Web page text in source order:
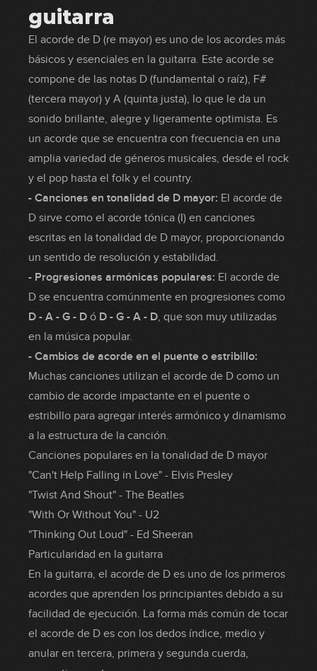
guitarra
El acorde de D (re mayor) es uno de los acordes más
básicos y esenciales en la guitarra. Este acorde se
compone de las notas D (fundamental o raíz), F#
(tercera mayor) y A (quinta justa), lo que le da un
sonido brillante, alegre y ligeramente optimista. Es
un acorde que se encuentra con frecuencia en una
amplia variedad de géneros musicales, desde el rock
y el pop hasta el folk y el country.
- Canciones en tonalidad de D mayor: El acorde de
D sirve como el acorde tónica (I) en canciones
escritas en la tonalidad de D mayor, proporcionando
un sentido de resolución y estabilidad.
- Progresiones armónicas populares: El acorde de
D se encuentra comúnmente en progresiones como
D - A - G - D ó D - G - A - D, que son muy utilizadas
en la música popular.
- Cambios de acorde en el puente o estribillo:
Muchas canciones utilizan el acorde de D como un
cambio de acorde impactante en el puente o
estribillo para agregar interés armónico y dinamismo
a la estructura de la canción.
Canciones populares en la tonalidad de D mayor
"Can't Help Falling in Love" - Elvis Presley
"Twist And Shout" - The Beatles
"With Or Without You" - U2
"Thinking Out Loud" - Ed Sheeran
Particularidad en la guitarra
En la guitarra, el acorde de D es uno de los primeros
acordes que aprenden los principiantes debido a su
facilidad de ejecución. La forma más común de tocar
el acorde de D es con los dedos índice, medio y
anular en tercera, primera y segunda cuerda,